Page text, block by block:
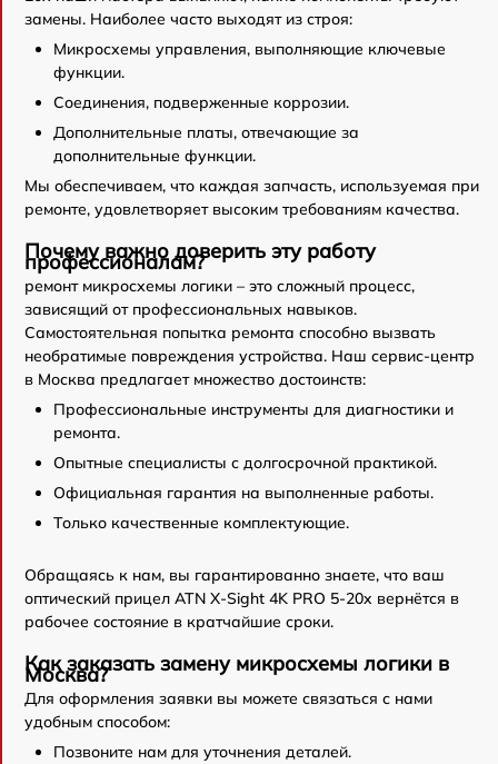
замены. Наиболее часто выходят из строя:
Микросхемы управления, выполняющие ключевые
функции.
Соединения, подверженные коррозии.
Дополнительные платы, отвечающие за
дополнительные функции.
Мы обеспечиваем, что каждая запчасть, используемая при
ремонте, удовлетворяет высоким требованиям качества.
Почему важно доверить эту работу
профессионалам?
ремонт микросхемы логики – это сложный процесс,
зависящий от профессиональных навыков.
Самостоятельная попытка ремонта способно вызвать
необратимые повреждения устройства. Наш сервис-центр
в Москва предлагает множество достоинств:
Профессиональные инструменты для диагностики и
ремонта.
Опытные специалисты с долгосрочной практикой.
Официальная гарантия на выполненные работы.
Только качественные комплектующие.
Обращаясь к нам, вы гарантированно знаете, что ваш
оптический прицел ATN X-Sight 4K PRO 5-20x вернётся в
рабочее состояние в кратчайшие сроки.
Как заказать замену микросхемы логики в
Москва?
Для оформления заявки вы можете связаться с нами
удобным способом:
Позвоните нам для уточнения деталей.